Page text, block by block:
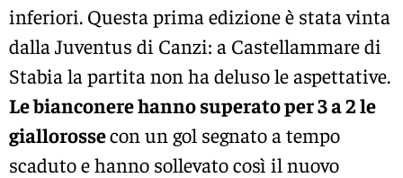
inferiori. Questa prima edizione è stata vinta
dalla Juventus di Canzi: a Castellammare di
Stabia la partita non ha deluso le aspettative.
Le bianconere hanno superato per 3 a 2 le
giallorossecon un gol segnato a tempo
scaduto e hanno sollevato così il nuovo